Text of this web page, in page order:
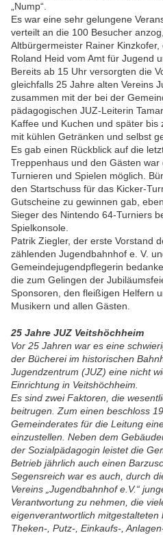
„Nump“.
Es war eine sehr gelungene
verteilt an die 100 Besucher
Altbürgermeister Rainer
Roland Heid vom Amt für Jugend
Bereits ab 15 Uhr versorgten die
gleichfalls 25 Jahre alten Vereins
zusammen mit der bei der
pädagogischen JUZ-Leiterin
Kaffee und Kuchen und später bis
mit kühlen Getränken und selbst
Es gab einen Rückblick auf die
Treppenhaus und den Gästen war
Turnieren und Spielen möglich.
den Startschuss für das Kicker-
Gutscheine zu gewinnen gab,
Sieger des Nintendo 64-Turniers
Spielkonsole.
Patrik Ziegler, der erste Vorstand
zählenden Jugendbahnhof e. V.
Gemeindejugendpflegerin
die zum Gelingen der
Sponsoren, den fleißigen Helfern
Musikern und allen Gästen.
25 Jahre JUZ Veitshöchheim
Vor 25 Jahren war es eine
der Bücherei im historischen
Jugendzentrum (JUZ) eine nicht
Einrichtung in Veitshöchheim.
Es sind zwei Faktoren, die
beitrugen. Zum einen beschloss
Gemeinderates für die Leitung
einzustellen. Neben dem
der Sozialpädagogin leistet die
Betrieb jährlich auch einen
Segensreich war es auch, durch
Vereins „Jugendbahnhof e.V.“
Verantwortung zu nehmen, die
eigenverantwortlich mitgestalteten
Theken-, Putz-, Einkaufs-,